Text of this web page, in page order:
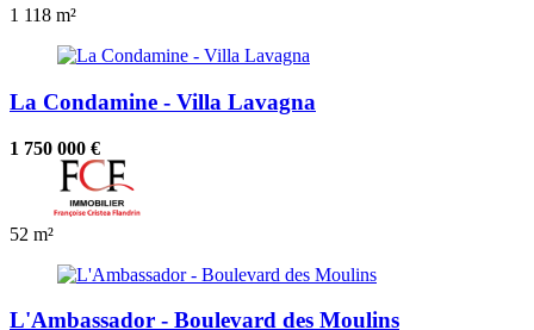
1 118 m²
La Condamine - Villa Lavagna
1 750 000 €
52 m²
L'Ambassador - Boulevard des Moulins